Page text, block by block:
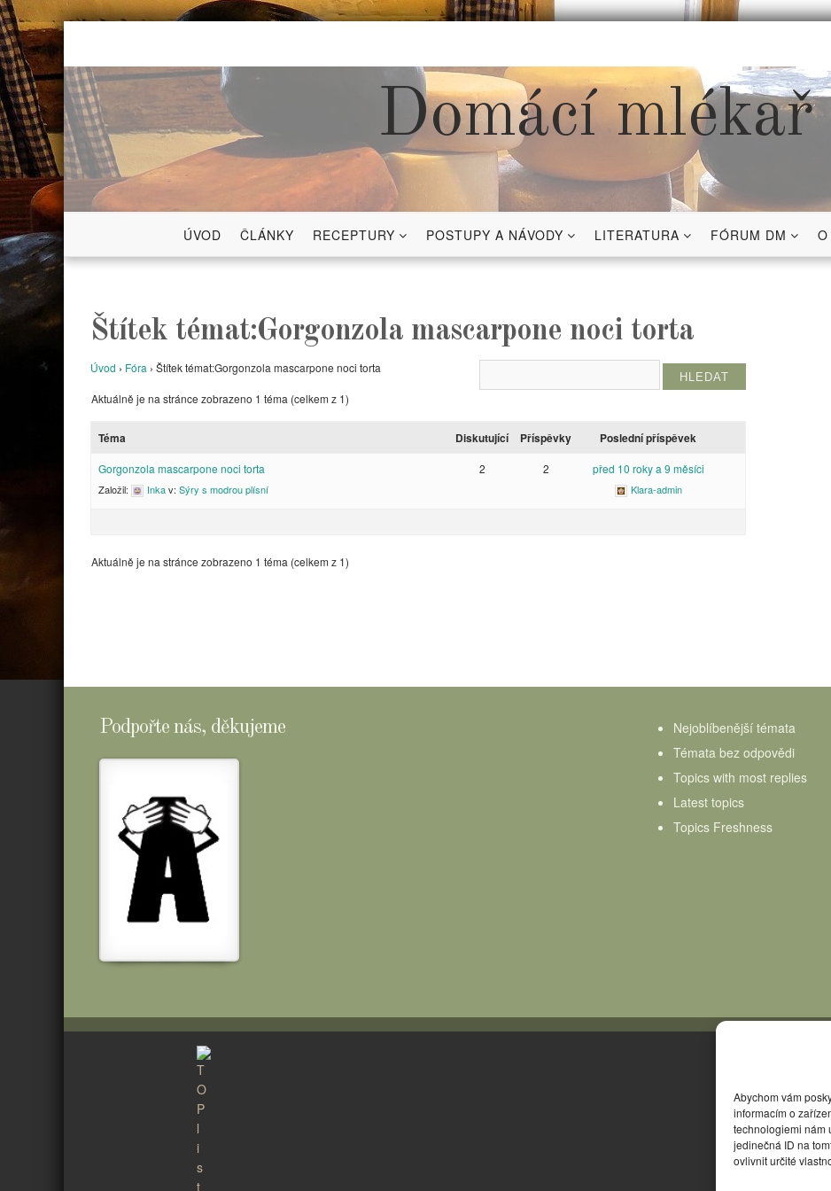
Abychom vám
informacím o
technologiemi nám
jedinečná ID na
ovlivnit určité
Skip
content
Domácí mlékař
ÚVOD ČLÁNKY RECEPTURY POSTUPY A NÁVODY LITERATURA FÓRUM DM
Štítek témat:Gorgonzola mascarpone noci torta
Úvod › Fóra › Štítek témat:Gorgonzola mascarpone noci torta
Aktuálně je na stránce zobrazeno 1 téma (celkem z 1)
Téma Diskutující Příspěvky Poslední příspěvek
Gorgonzola mascarpone noci torta
Založil: Inkav: Sýry s modrou plísní
2 2 před 10 roky a 9 měsíci
Klara-admin
Aktuálně je na stránce zobrazeno 1 téma (celkem z 1)
Podpořte nás, děkujeme
Nejoblíbenější témata
Témata bez odpovědi
Topics with most replies
Latest topics
Topics Freshness